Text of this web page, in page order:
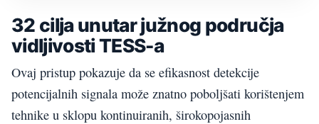
32 cilja unutar južnog područja
vidljivosti TESS-a
Ovaj pristup pokazuje da se efikasnost detekcije
potencijalnih signala može znatno poboljšati korištenjem
tehnike u sklopu kontinuiranih, širokopojasnih